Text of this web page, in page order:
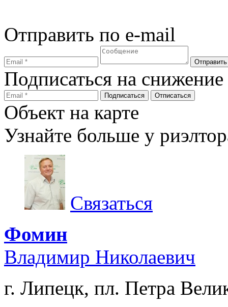
Отправить по e-mail
Подписаться на
Объект на карте
Узнайте больше у
Связаться
Фомин
Владимир Николаевич
г. Липецк, пл. Петра